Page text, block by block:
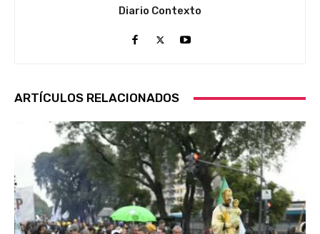
Diario Contexto
ARTÍCULOS RELACIONADOS